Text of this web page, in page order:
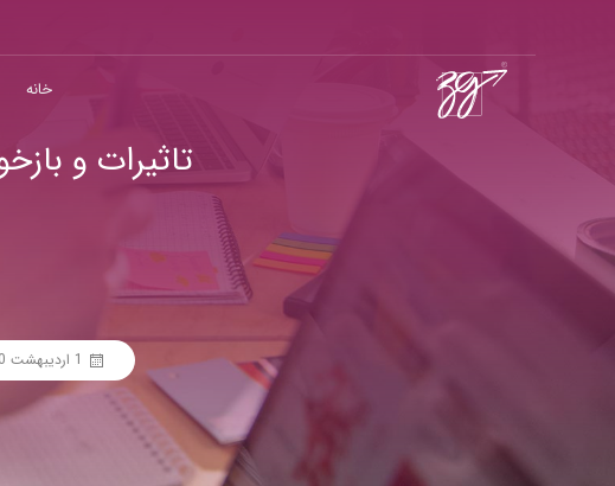
خانه
تاثیرات و
1 اردیبهشت 1400